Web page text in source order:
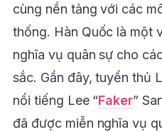
cùng nền tảng với các
thống. Hàn Quốc là một
nghĩa vụ quân sự cho
sắc. Gần đây, tuyển thủ
nổi tiếng Lee “Faker”
đã được miễn nghĩa vụ